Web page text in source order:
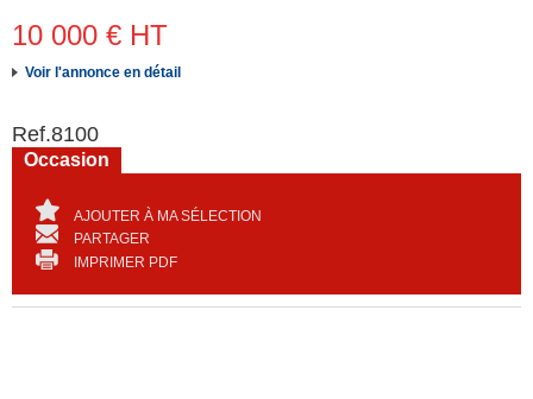
10 000 € HT
Voir l'annonce en détail
Ref.8100
Occasion
AJOUTER À MA SÉLECTION
PARTAGER
IMPRIMER PDF